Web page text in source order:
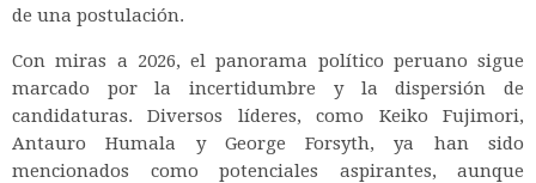
de una postulación.
Con miras a 2026, el panorama político peruano sigue
marcado por la incertidumbre y la dispersión de
candidaturas. Diversos líderes, como Keiko Fujimori,
Antauro Humala y George Forsyth, ya han sido
mencionados como potenciales aspirantes, aunque